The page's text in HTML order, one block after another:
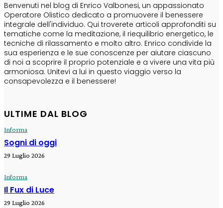
Benvenuti nel blog di Enrico Valbonesi, un appassionato
Operatore Olistico dedicato a promuovere il benessere
integrale dell'individuo. Qui troverete articoli approfonditi su
tematiche come la meditazione, il riequilibrio energetico, le
tecniche di rilassamento e molto altro. Enrico condivide la
sua esperienza e le sue conoscenze per aiutare ciascuno
di noi a scoprire il proprio potenziale e a vivere una vita più
armoniosa. Unitevi a lui in questo viaggio verso la
consapevolezza e il benessere!
ULTIME DAL BLOG
Informa
Sogni di oggi
29 Luglio 2026
Informa
Il Fux di Luce
29 Luglio 2026